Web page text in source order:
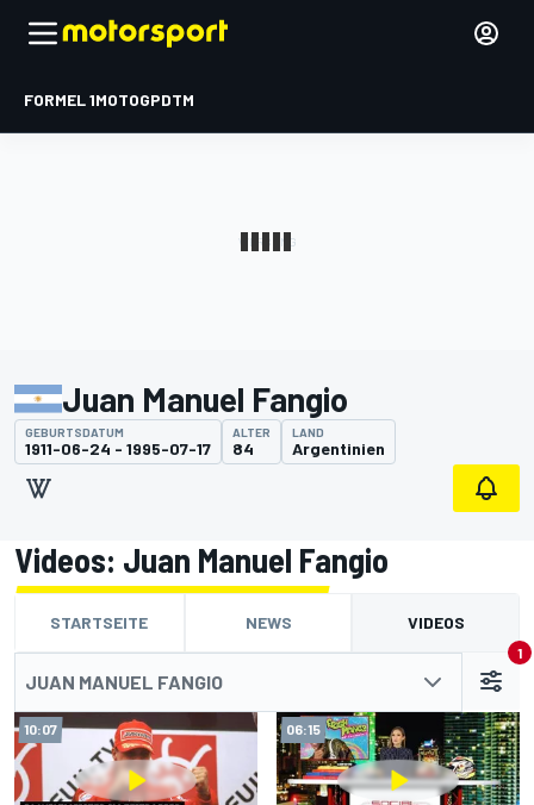
FORMEL 1MOTOGPDTM
Juan Manuel Fangio
GEBURTSDATUM
1911-06-24 - 1995-07-17
ALTER
84
LAND
Argentinien
Videos: Juan Manuel Fangio
STARTSEITE NEWS VIDEOS
JUAN MANUEL FANGIO
1
10:07 06:15